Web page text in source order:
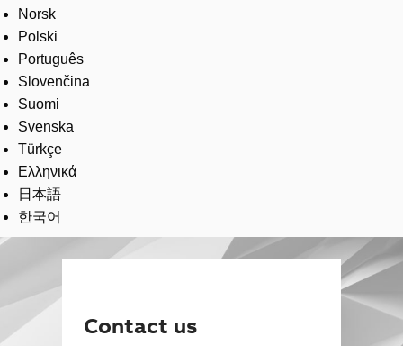
Norsk
Polski
Português
Slovenčina
Suomi
Svenska
Türkçe
Ελληνικά
日本語
한국어
Contact us